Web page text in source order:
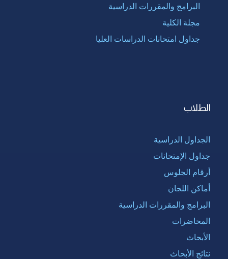
البرامج والمقررات الدراسية
مجلة الكلية
جداول امتحانات الدراسات العليا
الطلاب
الجداول الدراسية
جداول الإمتحانات
أرقام الجلوس
أماكن اللجان
البرامج والمقررات الدراسية
المحاضرات
الأبحاث
نتائج الأبحاث